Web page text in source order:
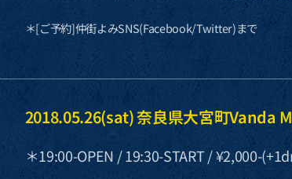
＊[ご予約]仲街よみSNS(Facebook/Twitter)まで
2018.05.26(sat) 奈良県大宮町Vanda
＊19:00-OPEN / 19:30-START / ¥2,000-